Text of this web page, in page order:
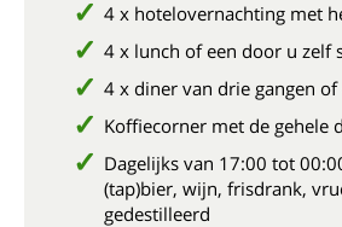
4 x hotelovernachting met
4 x lunch of een door u zelf
4 x diner van drie gangen
Koffiecorner met de gehele
Dagelijks van 17:00 tot
(tap)bier, wijn, frisdrank,
gedestilleerd